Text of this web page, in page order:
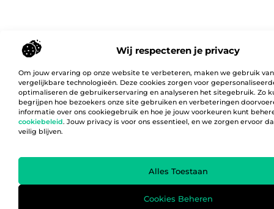
Wij respecteren je privacy
Om jouw ervaring op onze website te verbeteren, maken we gebruik
vergelijkbare technologieën. Deze cookies zorgen voor
optimaliseren de gebruikerservaring en analyseren het sitegebruik. Zo
begrijpen hoe bezoekers onze site gebruiken en verbeteringen
informatie over ons cookiegebruik en hoe je jouw voorkeuren kunt
cookiebeleid. Jouw privacy is voor ons essentieel, en we zorgen ervoor
veilig blijven.
Alles Toestaan
Cookies Beheren